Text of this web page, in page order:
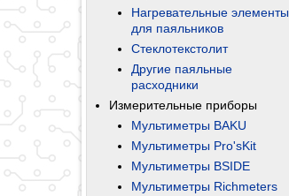
Нагревательные элементы
для паяльников
Стеклотекстолит
Другие паяльные
расходники
Измерительные приборы
Мультиметры BAKU
Мультиметры Pro'sKit
Мультиметры BSIDE
Мультиметры Richmeters